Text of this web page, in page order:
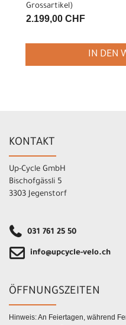
Grossartikel)
2.199,00 CHF
IN DEN
KONTAKT
Up-Cycle GmbH
Bischofgässli 5
3303 Jegenstorf
031 761 25 50
info@upcycle-velo.ch
ÖFFNUNGSZEITEN
Hinweis: An Feiertagen, während